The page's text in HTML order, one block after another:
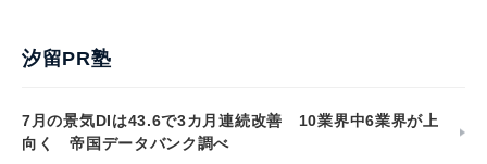
汐留PR塾
7月の景気DIは43.6で3カ月連続改善 10業界中6業界が上
向く 帝国データバンク調べ